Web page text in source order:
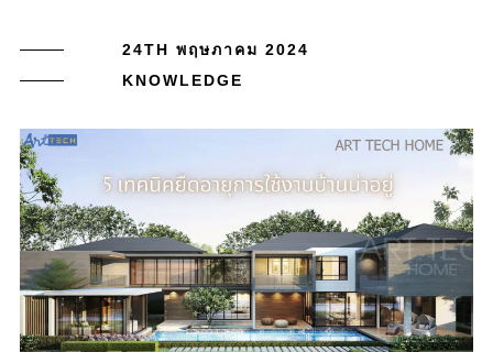
24TH พฤษภาคม 2024
KNOWLEDGE